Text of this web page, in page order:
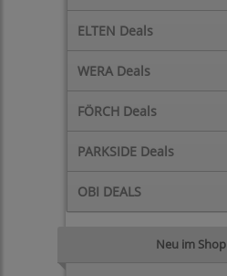
ELTEN Deals
WERA Deals
FÖRCH Deals
PARKSIDE Deals
OBI DEALS
Neu im Shop